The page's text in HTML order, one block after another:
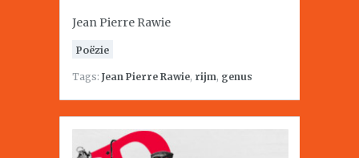
Jean Pierre Rawie
Poëzie
Tags: Jean Pierre Rawie, rijm, genus